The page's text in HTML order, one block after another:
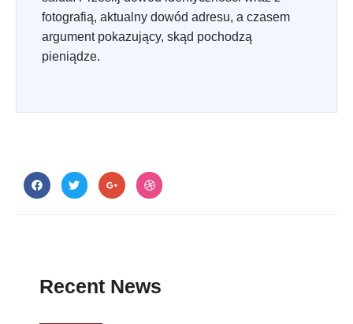
fotografią, aktualny dowód adresu, a czasem
argument pokazujący, skąd pochodzą
pieniądze.
F
a
c
T
w
i
G
o
o
s
D
r
i
Recent News